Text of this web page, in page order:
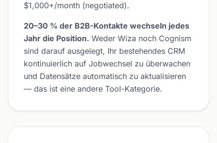
$1,000+/month (negotiated).
20–30 % der B2B-Kontakte wechseln jedes
Jahr die Position. Weder Wiza noch Cognism
sind darauf ausgelegt, Ihr bestehendes CRM
kontinuierlich auf Jobwechsel zu überwachen
und Datensätze automatisch zu aktualisieren
— das ist eine andere Tool-Kategorie.